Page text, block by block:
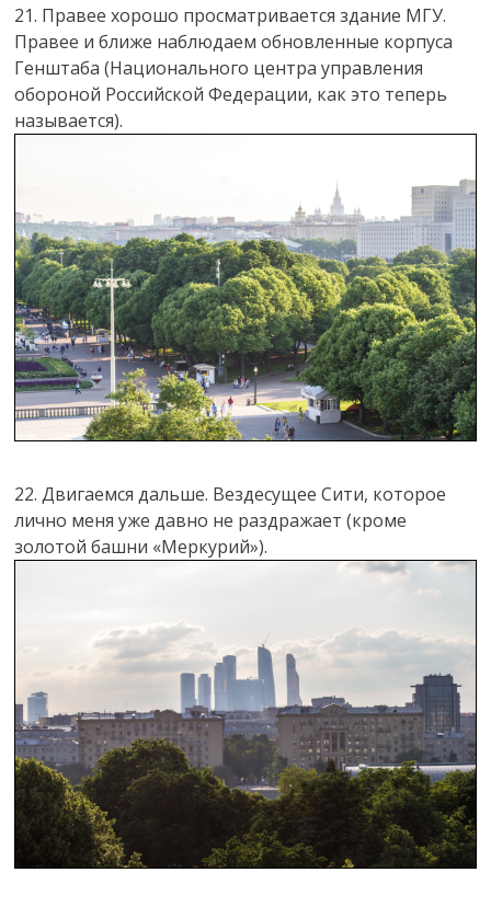
21. Правее хорошо просматривается здание МГУ.
Правее и ближе наблюдаем обновленные корпуса
Генштаба (Национального центра управления
обороной Российской Федерации, как это теперь
называется).
22. Двигаемся дальше. Вездесущее Сити, которое
лично меня уже давно не раздражает (кроме
золотой башни «Меркурий»).